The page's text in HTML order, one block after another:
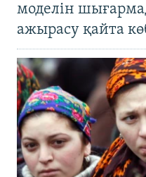
моделін
ажырасу қайта